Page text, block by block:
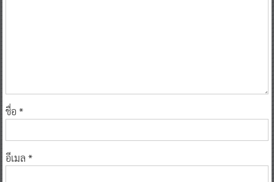
ชื่อ *
อีเมล *